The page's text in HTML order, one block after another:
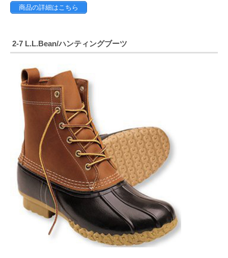
商品の詳細はこちら
2-7 L.L.Bean/ハンティングブーツ